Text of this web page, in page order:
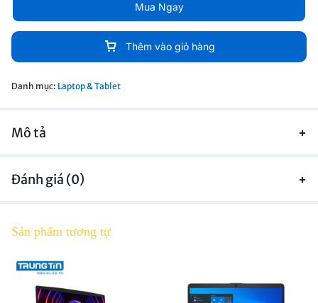
Thêm vào giỏ hàng
Mua Ngay
Danh mục: Laptop & Tablet
Mô tả
Đánh giá (0)
Sản phẩm tương tự